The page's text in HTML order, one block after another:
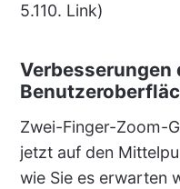
5.110. Link)
Verbesserungen
Zwei-Finger-Zoom-
jetzt auf den
wie Sie es erwarten